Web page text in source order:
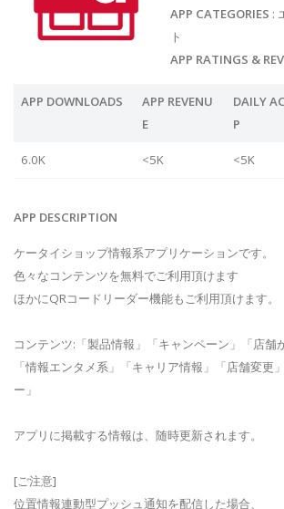
APP CATEGORIES :
ト
APP RATINGS &
APP DOWNLOADS
APP REVENU
E
DAILY
P
6.0K <5K <5K
APP DESCRIPTION
ケータイショップ情報系アプリケーションです。
色々なコンテンツを無料でご利用頂けます
ほかにQRコードリーダー機能もご利用頂けます。
コンテンツ:「製品情報」「キャンペーン」「店舗
「情報エンタメ系」「キャリア情報」「店舗変更
ー」
アプリに掲載する情報は、随時更新されます。
[ご注意]
位置情報連動型プッシュ通知を配信した場合、